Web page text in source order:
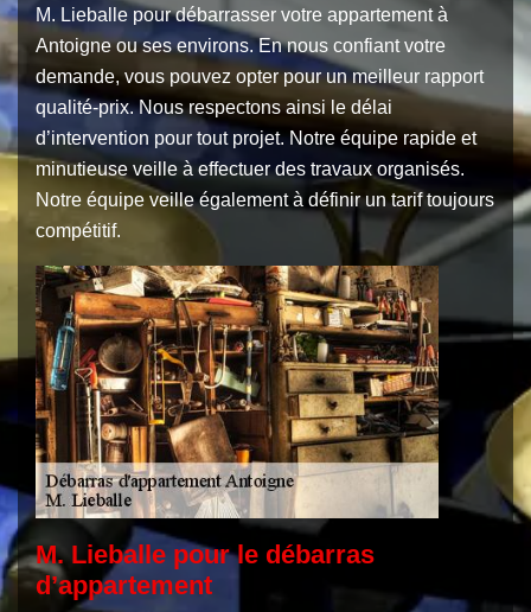
M. Lieballe pour débarrasser votre appartement à
Antoigne ou ses environs. En nous confiant votre
demande, vous pouvez opter pour un meilleur rapport
qualité-prix. Nous respectons ainsi le délai
d’intervention pour tout projet. Notre équipe rapide et
minutieuse veille à effectuer des travaux organisés.
Notre équipe veille également à définir un tarif toujours
compétitif.
M. Lieballe pour le débarras
d’appartement